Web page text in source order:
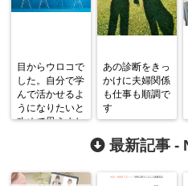
目からウロコで
した。自分で学
んで活かせるよ
うになりたいと
改めて思えまし
あの診断をきっ
かけに夫婦関係
も仕事も順調で
す
最新記事 -